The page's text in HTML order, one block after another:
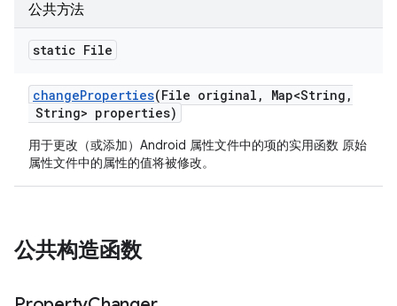
公共方法
static File
changeProperties(File original , Map<String ,
String> properties)
用于更改（或添加）Android 属性文件中的项的实用函数 原始
属性文件中的属性的值将被修改。
公共构造函数